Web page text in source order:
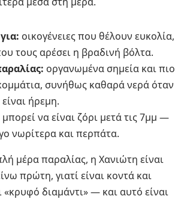
οικογένειες που θέλουν ευκολία,
τους αρέσει η βραδινή βόλτα.
οργανωμένα σημεία και πιο
συνήθως καθαρά νερά όταν
ήρεμη.
μπορεί να είναι ζόρι μετά τις 7μμ —
νωρίτερα και περπάτα.
μέρα παραλίας, η Χανιώτη είναι
πρώτη, γιατί είναι κοντά και
«κρυφό διαμάντι» — και αυτό είναι